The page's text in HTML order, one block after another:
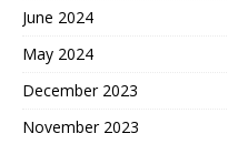
June 2024
May 2024
December 2023
November 2023